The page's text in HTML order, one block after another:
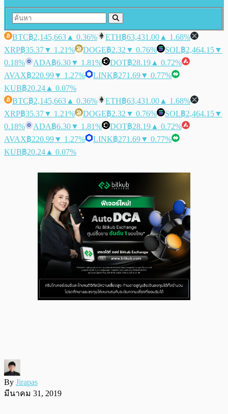
BTC฿2,145,663 ▲ 0.36% ETH฿63,431.00 ▲ 1.68%
XRP฿35.37▼ 1.21% DOGE฿2.32 ▼ 0.76% SOL฿2,464.15▼
0.18%
ADA฿6.30▼ 1.81% DOT฿28.19 ▲ 0.72%
AVAX฿220.99▼ 1.27% LINK฿271.69▼ 0.77%
KUB฿20.24 ▲ 0.07%
BTC฿2,145,663 ▲ 0.36% ETH฿63,431.00 ▲ 1.68%
XRP฿35.37▼ 1.21% DOGE฿2.32 ▼ 0.76% SOL฿2,464.15▼
0.18%
ADA฿6.30▼ 1.81% DOT฿28.19 ▲ 0.72%
AVAX฿220.99▼ 1.27% LINK฿271.69▼ 0.77%
KUB฿20.24 ▲ 0.07%
By Jirapas
มีนาคม 31, 2019